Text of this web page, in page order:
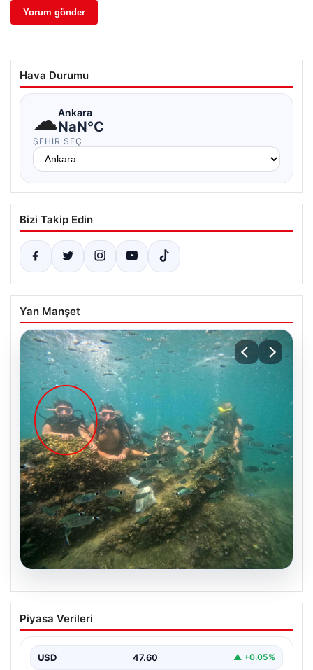
Hava Durumu
☁Ankara
NaN°C
ŞEHIR SEÇ
Bizi Takip Edin
Yan Manşet
Antalya’da Ölümlü Dalış Olayının
Ardındaki Soru İşaretleri Çözülmeye
Antalya’da geçtiğimiz yıl yaşanan ve ölümle sonuçlanan
Piyasa Verileri
USD 47.60 ▲ +0.05%